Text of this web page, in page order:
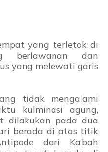
yang terletak di
berlawanan dan
yang melewati garis
tidak mengalami
kulminasi agung,
dilakukan pada dua
berada di atas titik
dari Ka’bah